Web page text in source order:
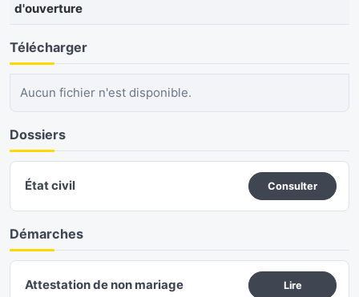
d'ouverture
Télécharger
Aucun fichier n'est disponible.
Dossiers
État civil Consulter
Démarches
Attestation de non mariage Lire